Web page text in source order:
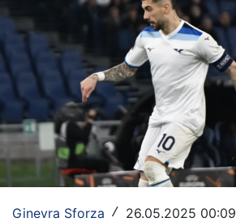
Calcio
Serie A
Champions League
Europa League
Altri Sport
Formula 1
Ginevra Sforza / 26.05.2025 00:09